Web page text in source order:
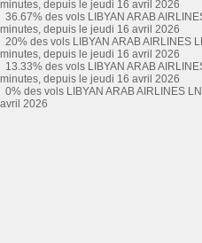
minutes, depuis le jeudi 16 avril 2026
36.67% des vols LIBYAN ARAB
minutes, depuis le jeudi 16 avril 2026
20% des vols LIBYAN ARAB AIRLINES
minutes, depuis le jeudi 16 avril 2026
13.33% des vols LIBYAN ARAB
minutes, depuis le jeudi 16 avril 2026
0% des vols LIBYAN ARAB AIRLINES
avril 2026